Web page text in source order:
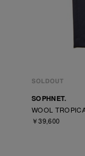
SOPHNET.
WOOL
￥39,600